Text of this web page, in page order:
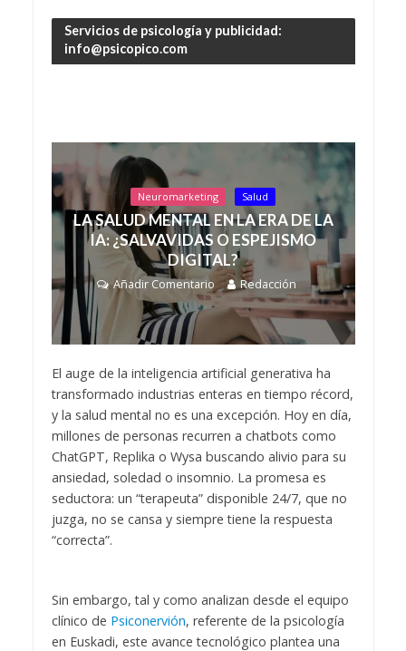
Servicios de psicología y publicidad:
info@psicopico.com
Neuromarketing Salud
LA SALUD MENTAL EN LA ERA DE LA
IA: ¿SALVAVIDAS O ESPEJISMO
DIGITAL?
Añadir Comentario Redacción
El auge de la inteligencia artificial generativa ha
transformado industrias enteras en tiempo récord,
y la salud mental no es una excepción. Hoy en día,
millones de personas recurren a chatbots como
ChatGPT, Replika o Wysa buscando alivio para su
ansiedad, soledad o insomnio. La promesa es
seductora: un “terapeuta” disponible 24/7, que no
juzga, no se cansa y siempre tiene la respuesta
“correcta”.
Sin embargo, tal y como analizan desde el equipo
clínico de Psiconervión, referente de la psicología
en Euskadi, este avance tecnológico plantea una